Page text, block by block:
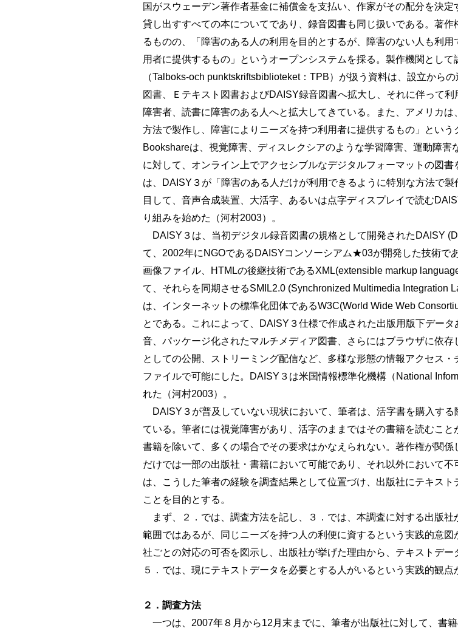
国がスウェーデン著作者基金に補償金を支払い、作家がその配分を決
貸し出すすべての本についてであり、録音図書も同じ扱いである。著
るものの、「障害のある人の利用を目的とするが、障害のない人も利
用者に提供するもの」というオープンシステムを採る。製作機関とし
（Talboks-och punktskriftsbiblioteket：TPB）が扱う資料は、設立から
図書、Ｅテキスト図書およびDAISY録音図書へ拡大し、それに伴って
障害者、読書に障害のある人へと拡大してきている。また、アメリカ
方法で製作し、障害によりニーズを持つ利用者に提供するもの」とい
Bookshareは、視覚障害、ディスレクシアのような学習障害、運動障
に対して、オンライン上でアクセシブルなデジタルフォーマットの図
は、DAISY３が「障害のある人だけが利用できるように特別な方法で
目して、音声合成装置、大活字、あるいは点字ディスプレイで読む
り組みを始めた（河村2003）。
DAISY３は、当初デジタル録音図書の規格として開発されたDAISY
て、2002年にNGOであるDAISYコンソーシアム★03が開発した技術で
画像ファイル、HTMLの後継技術であるXML(extensible markup
て、それらを同期させるSMIL2.0 (Synchronized Multimedia Integration
は、インターネットの標準化団体であるW3C(World Wide Web
とである。これによって、DAISY３仕様で作成された出版用版下デー
音、パッケージ化されたマルチメディア図書、さらにはブラウザに依
としての公開、ストリーミング配信など、多様な形態の情報アクセス
ファイルで可能にした。DAISY３は米国情報標準化機構（National
れた（河村2003）。
DAISY３が普及していない現状において、筆者は、活字書を購入す
ている。筆者には視覚障害があり、活字のままではその書籍を読むこ
書籍を除いて、多くの場合でその要求はかなえられない。著作権が関
だけでは一部の出版社・書籍において可能であり、それ以外において
は、こうした筆者の経験を調査結果として位置づけ、出版社にテキス
ことを目的とする。
まず、２．では、調査方法を記し、３．では、本調査に対する出版
範囲ではあるが、同じニーズを持つ人の利便に資するという実践的意
社ごとの対応の可否を図示し、出版社が挙げた理由から、テキストデー
５．では、現にテキストデータを必要とする人がいるという実践的観点
２．調査方法
一つは、2007年８月から12月末までに、筆者が出版社に対して、書